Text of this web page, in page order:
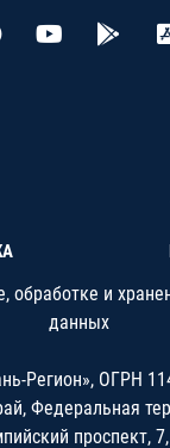
обработке и
данных
Регион», ОГРН
Федеральная
проспект,